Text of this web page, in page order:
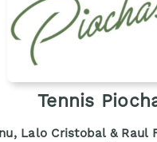
Tennis
Lalo Cristobal & Raul